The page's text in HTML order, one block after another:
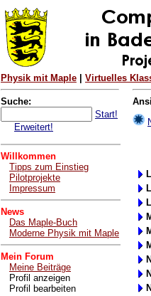
Physik mit Maple Virtuelles
Suche:
Start!
Erweitert!
Willkommen
Tipps zum Einstieg
Pilotprojekte
Impressum
News
Das Maple-Buch
Moderne Physik mit Maple
Mein Forum
Meine Beiträge
Profil anzeigen
Profil bearbeiten